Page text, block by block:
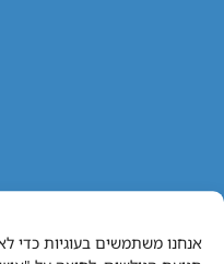
אנחנו משתמשים בעוגיות כדי